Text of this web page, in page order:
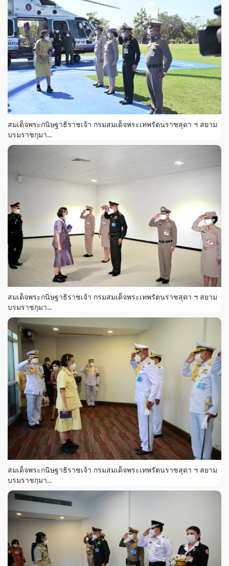
สมเด็จพระกนิษฐาธิราชเจ้า กรมสมเด็จพระเทพรัตนราชสุดา ฯ สยาม
บรมราชกุมา...
สมเด็จพระกนิษฐาธิราชเจ้า กรมสมเด็จพระเทพรัตนราชสุดา ฯ สยาม
บรมราชกุมา...
สมเด็จพระกนิษฐาธิราชเจ้า กรมสมเด็จพระเทพรัตนราชสุดา ฯ สยาม
บรมราชกุมา...